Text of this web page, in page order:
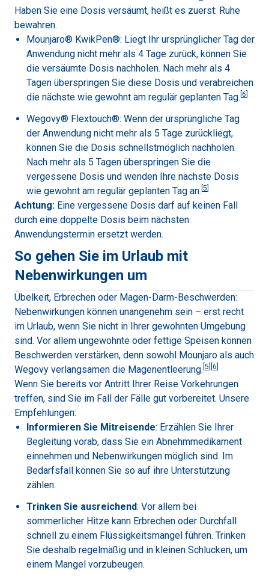
Haben Sie eine Dosis versäumt, heißt es zuerst: Ruhe
bewahren.
Mounjaro® KwikPen®: Liegt Ihr ursprünglicher Tag der
Anwendung nicht mehr als 4 Tage zurück, können Sie
die versäumte Dosis nachholen. Nach mehr als 4
Tagen überspringen Sie diese Dosis und verabreichen
die nächste wie gewohnt am regulär geplanten Tag. 6
Wegovy® Flextouch®: Wenn der ursprüngliche Tag
der Anwendung nicht mehr als 5 Tage zurückliegt,
können Sie die Dosis schnellstmöglich nachholen.
Nach mehr als 5 Tagen überspringen Sie die
vergessene Dosis und wenden Ihre nächste Dosis
wie gewohnt am regulär geplanten Tag an. 5
Achtung: Eine vergessene Dosis darf auf keinen Fall
durch eine doppelte Dosis beim nächsten
Anwendungstermin ersetzt werden.
So gehen Sie im Urlaub mit
Nebenwirkungen um
Übelkeit, Erbrechen oder Magen-Darm-Beschwerden:
Nebenwirkungen können unangenehm sein – erst recht
im Urlaub, wenn Sie nicht in Ihrer gewohnten Umgebung
sind. Vor allem ungewohnte oder fettige Speisen können
Beschwerden verstärken, denn sowohl Mounjaro als auch
Wegovy verlangsamen die Magenentleerung. 5 6
Wenn Sie bereits vor Antritt Ihrer Reise Vorkehrungen
treffen, sind Sie im Fall der Fälle gut vorbereitet. Unsere
Empfehlungen:
Informieren Sie Mitreisende: Erzählen Sie Ihrer
Begleitung vorab, dass Sie ein Abnehmmedikament
einnehmen und Nebenwirkungen möglich sind. Im
Bedarfsfall können Sie so auf ihre Unterstützung
zählen.
Trinken Sie ausreichend: Vor allem bei
sommerlicher Hitze kann Erbrechen oder Durchfall
schnell zu einem Flüssigkeitsmangel führen. Trinken
Sie deshalb regelmäßig und in kleinen Schlucken, um
einem Mangel vorzubeugen.